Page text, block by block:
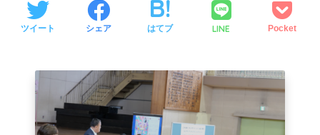
ツイート シェア はてブ LINE Pocket